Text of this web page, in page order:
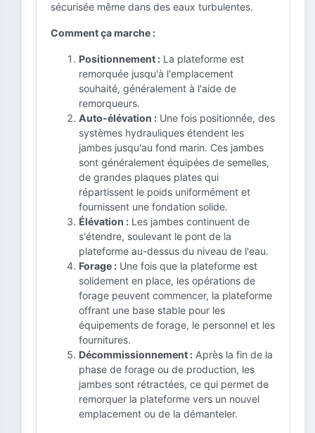
sécurisée même dans des eaux turbulentes.
Comment ça marche :
Positionnement : La plateforme est
remorquée jusqu'à l'emplacement
souhaité, généralement à l'aide de
remorqueurs.
Auto-élévation : Une fois positionnée, des
systèmes hydrauliques étendent les
jambes jusqu'au fond marin. Ces jambes
sont généralement équipées de semelles,
de grandes plaques plates qui
répartissent le poids uniformément et
fournissent une fondation solide.
Élévation : Les jambes continuent de
s'étendre, soulevant le pont de la
plateforme au-dessus du niveau de l'eau.
Forage : Une fois que la plateforme est
solidement en place, les opérations de
forage peuvent commencer, la plateforme
offrant une base stable pour les
équipements de forage, le personnel et les
fournitures.
Décommissionnement : Après la fin de la
phase de forage ou de production, les
jambes sont rétractées, ce qui permet de
remorquer la plateforme vers un nouvel
emplacement ou de la démanteler.